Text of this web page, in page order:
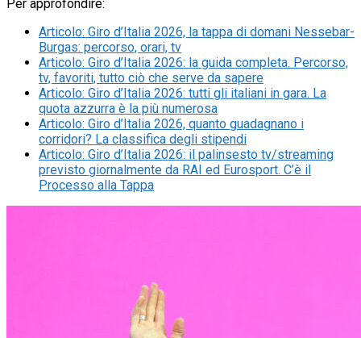
Per approfondire:
Articolo: Giro d’Italia 2026, la tappa di domani Nessebar-
Burgas: percorso, orari, tv
Articolo: Giro d’Italia 2026: la guida completa. Percorso,
tv, favoriti, tutto ciò che serve da sapere
Articolo: Giro d’Italia 2026: tutti gli italiani in gara. La
quota azzurra è la più numerosa
Articolo: Giro d’Italia 2026, quanto guadagnano i
corridori? La classifica degli stipendi
Articolo: Giro d’Italia 2026: il palinsesto tv/streaming
previsto giornalmente da RAI ed Eurosport. C’è il
Processo alla Tappa